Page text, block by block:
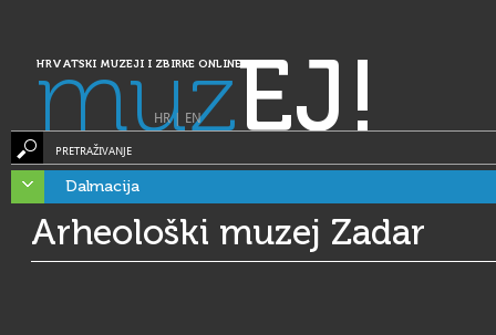
HRVATSKI MUZEJI I ZBIRKE ONLINE
muzEJ!
HR| EN
PRETRAŽIVANJE
Dalmacija
Arheološki muzej Zadar